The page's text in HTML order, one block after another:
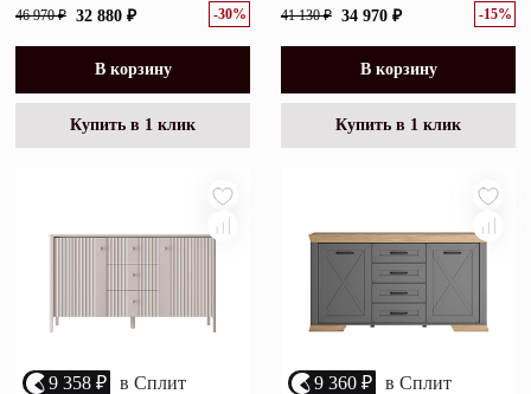
46 970 ₽ 32 880 ₽ -30%
В корзину
Купить в 1 клик
41 130 ₽ 34 970 ₽ -15%
В корзину
Купить в 1 клик
9 358 ₽ в Сплит 9 360 ₽ в Сплит